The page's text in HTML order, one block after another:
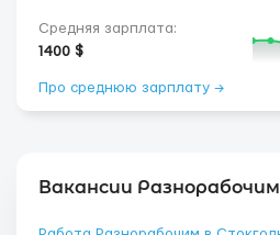
Средняя зарплата:
1400 $
Про среднюю зарплату →
Вакансии Разнорабочим